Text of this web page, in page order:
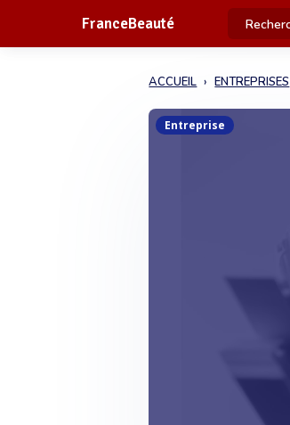
FranceBeauté
ACCUEIL ENTREPRISES
Entreprise